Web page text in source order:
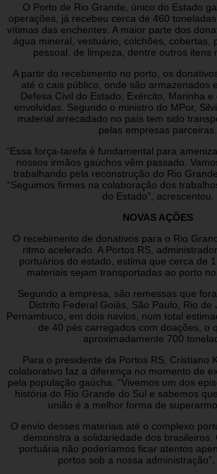
O Porto de Rio Grande, único do Estado
operações, já recebeu cerca de 460
vítimas das enchentes. A maior parte dos
água mineral, vestuário, colchões, cobertas,
pessoal, de limpeza, dentre outros itens
A partir do recebimento no porto, os
até o cais público, onde são armazenados
Defesa Civil do Estado, Exército, Marinha
envolvidas. Segundo o ministro do MPor,
material arrecadado no país tem sido
pelas empresas parceiras.
“Essa força-tarefa é fundamental para
nossos irmãos gaúchos vêm passado.
trabalhando pela reconstrução do Rio
“Seguimos firmes na colaboração dos
do Estado”, acrescentou.
NOVAS AÇÕES
O recebimento de donativos para o Rio
ritmo acelerado. A Portos RS,
portuários do estado, estima que cerca de
materiais sejam transportadas ao porto
Segundo a empresa, são remessas que
Distrito Federal Goiás, São Paulo, Rio de
Pernambuco, em dois navios, num total
de 40 pés carregados com doações, o
aproximadamente 700
Para o presidente da Portos RS, Cristiano
colaborativo faz a diferença no momento de
pela população gaúcha. “Vivemos um dos
história do Rio Grande do Sul e sabemos
união é a melhor forma de
O envio desses materiais até o complexo
demonstra a solidariedade dos brasileiros.
portuária não poderíamos ficar atentos
portos sob a nossa